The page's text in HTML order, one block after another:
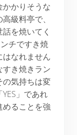
かりそうな
級料亭で、
を焼いてく
チですき焼
はなれません
すき焼きラン
の気持ちは変
」であれ
ることを強